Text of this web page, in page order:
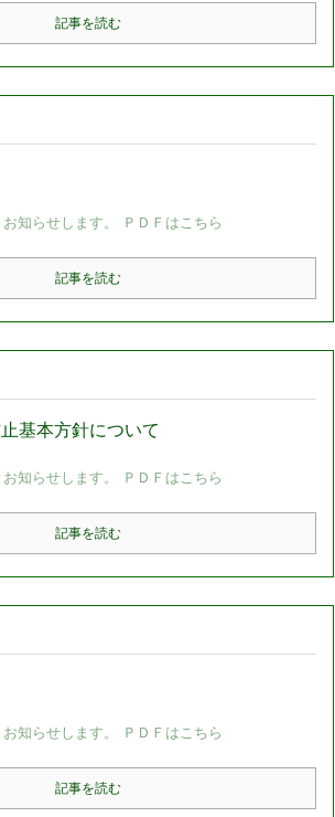
記事を読む
知らせします。 ＰＤＦはこちら
記事を読む
基本方針について
知らせします。 ＰＤＦはこちら
記事を読む
知らせします。 ＰＤＦはこちら
記事を読む